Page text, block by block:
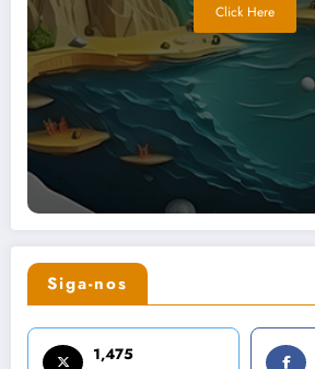
Click Here
Siga-nos
1,475